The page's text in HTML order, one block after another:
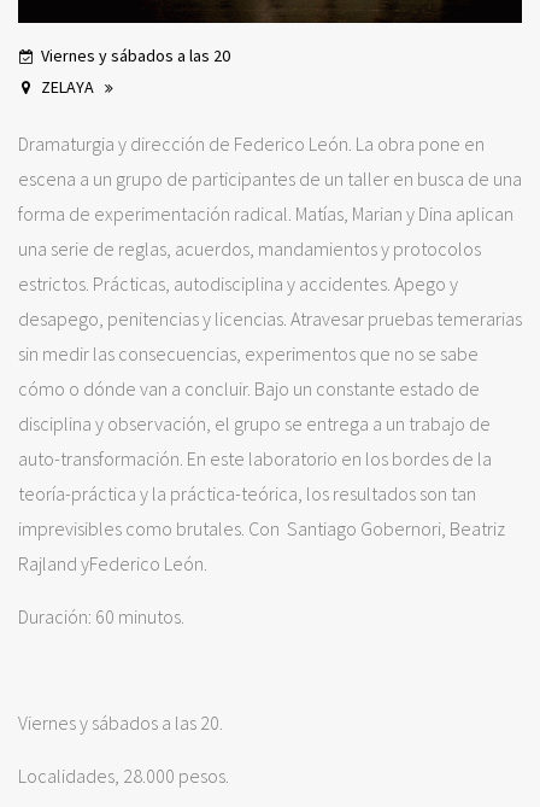
Viernes y sábados a las 20
ZELAYA
Dramaturgia y dirección de Federico León. La obra pone en
escena a un grupo de participantes de un taller en busca de una
forma de experimentación radical. Matías, Marian y Dina aplican
una serie de reglas, acuerdos, mandamientos y protocolos
estrictos. Prácticas, autodisciplina y accidentes. Apego y
desapego, penitencias y licencias. Atravesar pruebas temerarias
sin medir las consecuencias, experimentos que no se sabe
cómo o dónde van a concluir. Bajo un constante estado de
disciplina y observación, el grupo se entrega a un trabajo de
auto-transformación. En este laboratorio en los bordes de la
teoría-práctica y la práctica-teórica, los resultados son tan
imprevisibles como brutales. Con Santiago Gobernori, Beatriz
Rajland yFederico León.
Duración: 60 minutos.
Viernes y sábados a las 20.
Localidades, 28.000 pesos.